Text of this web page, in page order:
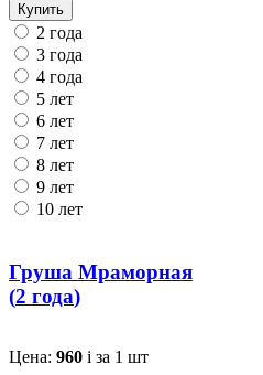
Купить
2 года
3 года
4 года
5 лет
6 лет
7 лет
8 лет
9 лет
10 лет
Груша Мраморная
(2 года)
Цена: 960 i за 1 шт